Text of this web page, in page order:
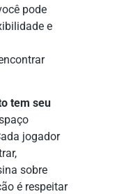
pode
e
tem seu
jogador
sobre
é respeitar